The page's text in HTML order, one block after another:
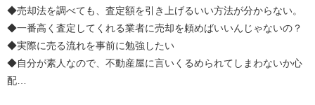
◆売却法を調べても、査定額を引き上げるいい方法が分からない。
◆一番高く査定してくれる業者に売却を頼めばいいんじゃないの？
◆実際に売る流れを事前に勉強したい
◆自分が素人なので、不動産屋に言いくるめられてしまわないか心
配…